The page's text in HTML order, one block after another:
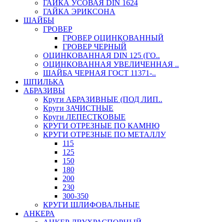
ГАЙКА УСОВАЯ DIN 1624
ГАЙКА ЭРИКСОНА
ШАЙБЫ
ГРОВЕР
ГРОВЕР ОЦИНКОВАННЫЙ
ГРОВЕР ЧЕРНЫЙ
ОЦИНКОВАННАЯ DIN 125 (ГО..
ОЦИНКОВАННАЯ УВЕЛИЧЕННАЯ ..
ШАЙБА ЧЕРНАЯ ГОСТ 11371-..
ШПИЛЬКА
АБРАЗИВЫ
Круги АБРАЗИВНЫЕ (ПОД ЛИП..
Круги ЗАЧИСТНЫЕ
Круги ЛЕПЕСТКОВЫЕ
КРУГИ ОТРЕЗНЫЕ ПО КАМНЮ
КРУГИ ОТРЕЗНЫЕ ПО МЕТАЛЛУ
115
125
150
180
200
230
300-350
КРУГИ ШЛИФОВАЛЬНЫЕ
АНКЕРА